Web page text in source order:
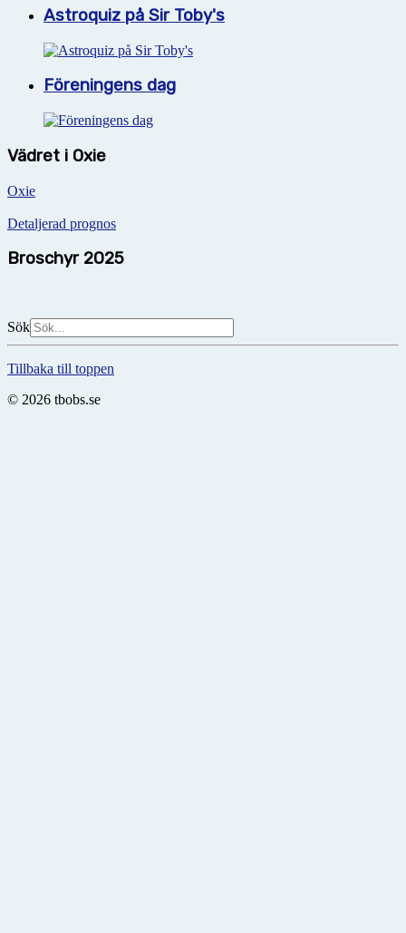
Astroquiz på Sir Toby's
Föreningens dag
Vädret i Oxie
Oxie
Detaljerad prognos
Broschyr 2025
Sök
Tillbaka till toppen
© 2026 tbobs.se